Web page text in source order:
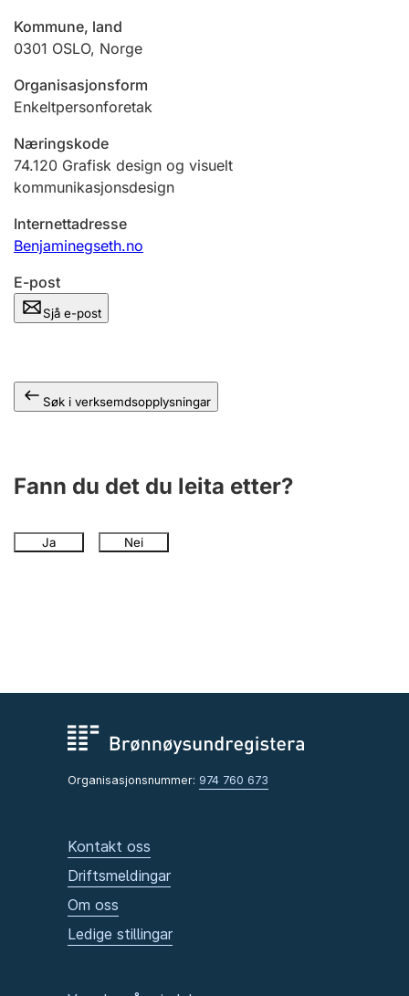
Ektepaktrettleiaren
Andre tema
Kommune, land
0301 OSLO, Norge
Organisasjonsform
Enkeltpersonforetak
Næringskode
74.120 Grafisk design og visuelt
kommunikasjonsdesign
Internettadresse
Benjaminegseth.no
E-post
Sjå e-post
Søk i verksemdsopplysningar
Fann du det du leita etter?
Ja Nei
Organisasjonsnummer: 974 760 673
Kontakt oss
Driftsmeldingar
Om oss
Ledige stillingar